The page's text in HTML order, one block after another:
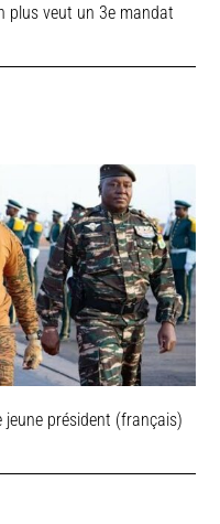
plus veut un 3e mandat
jeune président (français)